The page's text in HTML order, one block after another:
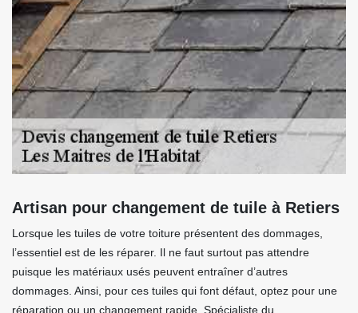
Artisan pour changement de tuile à Retiers
Lorsque les tuiles de votre toiture présentent des dommages,
l’essentiel est de les réparer. Il ne faut surtout pas attendre
puisque les matériaux usés peuvent entraîner d’autres
dommages. Ainsi, pour ces tuiles qui font défaut, optez pour une
réparation ou un changement rapide. Spécialiste du